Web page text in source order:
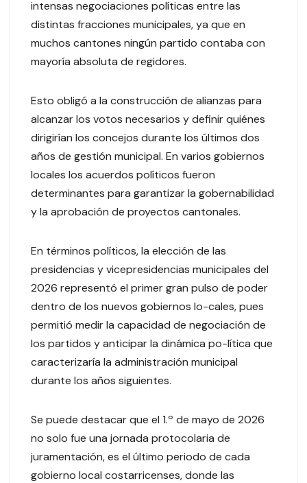
intensas negociaciones políticas entre las
distintas fracciones municipales, ya que en
muchos cantones ningún partido contaba con
mayoría absoluta de regidores.
Esto obligó a la construcción de alianzas para
alcanzar los votos necesarios y definir quiénes
dirigirían los concejos durante los últimos dos
años de gestión municipal. En varios gobiernos
locales los acuerdos políticos fueron
determinantes para garantizar la gobernabilidad
y la aprobación de proyectos cantonales.
En términos políticos, la elección de las
presidencias y vicepresidencias municipales del
2026 representó el primer gran pulso de poder
dentro de los nuevos gobiernos lo-cales, pues
permitió medir la capacidad de negociación de
los partidos y anticipar la dinámica po-lítica que
caracterizaría la administración municipal
durante los años siguientes.
Se puede destacar que el 1.º de mayo de 2026
no solo fue una jornada protocolaria de
juramentación, es el último periodo de cada
gobierno local costarricenses, donde las